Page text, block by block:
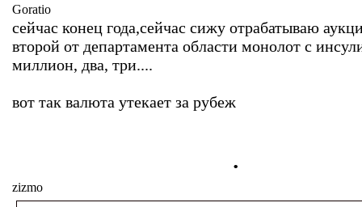
Goratio
сейчас конец года,сейчас сижу отрабатываю
второй от департамента области монолот с
миллион, два, три....
вот так валюта утекает за рубеж
.
zizmo